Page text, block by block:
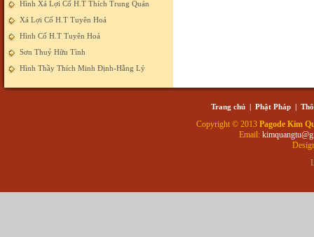
Hình Xá Lợi Cố H.T Thích Trung Quán
Xá Lợi Cố H.T Tuyên Hoá
Hình Cố H.T Tuyên Hoá
Sơn Thuỷ Hữu Tình
Hình Thầy Thích Minh Định-Hằng Lý
Trang chủ | Phật Pháp |
Copyright © 2013 Pagode Kim
Email: